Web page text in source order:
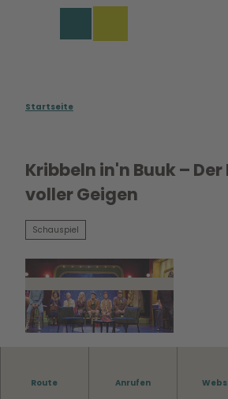
Startseite
Kribbeln in'n Buuk –
voller Geigen
Schauspiel
Route Anrufen
Wie geht das eigentlich nochmal,